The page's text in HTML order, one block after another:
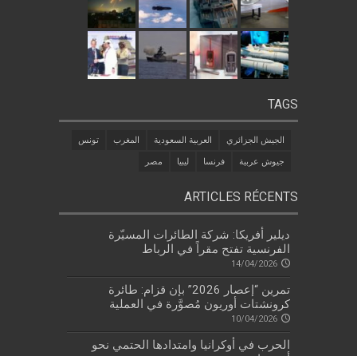
TAGS
الجيش الجزائري العربية السعودية المغرب تونس
جيوش عربية فرنسا ليبيا مصر
ARTICLES RÉCENTS
ديلير أفريكا: شركة الطائرات المسيّرة
الفرنسية تفتح مقراً في الرباط
14/04/2026
تمرين “إعصار 2026” بإن قزام: طائرة
كرونشتات أوريون مُصوَّرة في العملية
10/04/2026
الحرب في أوكرانيا وامتدادها الحتمي نحو